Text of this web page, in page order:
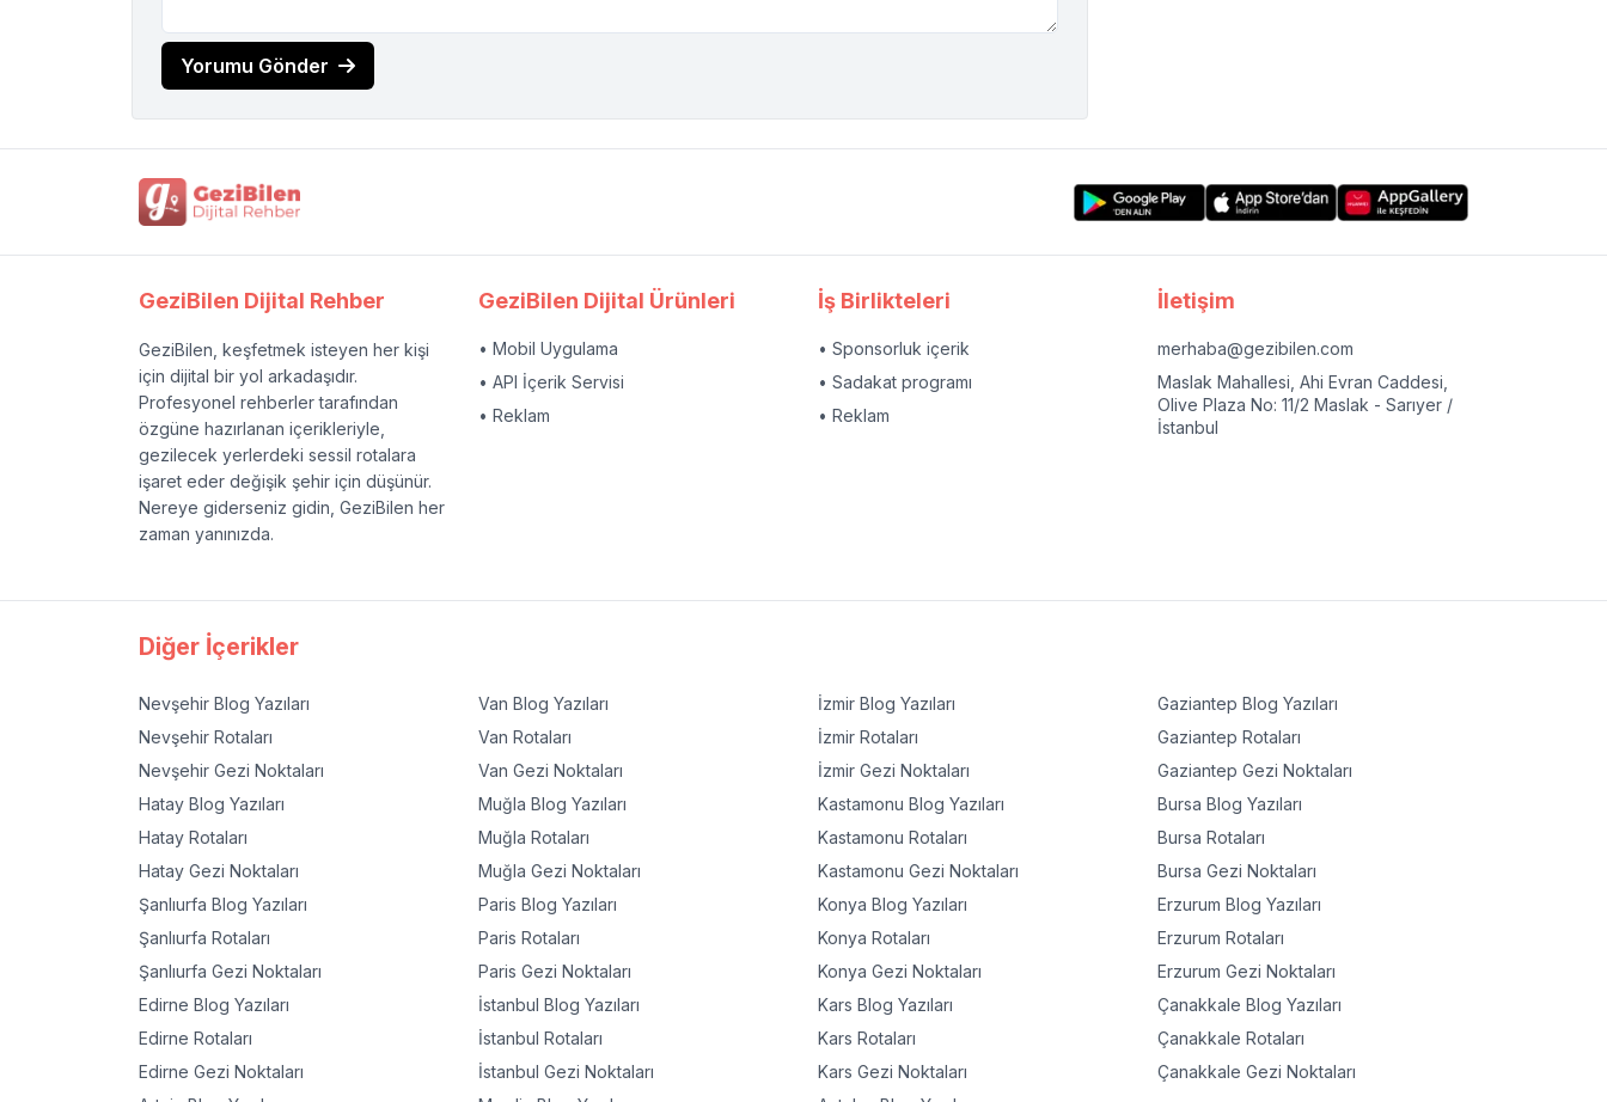
Yorumu Gönder
GeziBilen Dijital Rehber
GeziBilen, keşfetmek isteyen her kişi
için dijital bir yol arkadaşıdır.
Profesyonel rehberler tarafından
özgüne hazırlanan içerikleriyle,
gezilecek yerlerdeki sessil rotalara
işaret eder değişik şehir için düşünür.
Nereye giderseniz gidin, GeziBilen her
zaman yanınızda.
GeziBilen Dijital Ürünleri
• Mobil Uygulama
• API İçerik Servisi
• Reklam
İş Birlikteleri
• Sponsorluk içerik
• Sadakat programı
• Reklam
İletişim
merhaba@gezibilen.com
Maslak Mahallesi, Ahi Evran Caddesi,
Olive Plaza No: 11/2 Maslak - Sarıyer /
İstanbul
Diğer İçerikler
Nevşehir Blog Yazıları
Nevşehir Rotaları
Nevşehir Gezi Noktaları
Hatay Blog Yazıları
Hatay Rotaları
Hatay Gezi Noktaları
Şanlıurfa Blog Yazıları
Şanlıurfa Rotaları
Şanlıurfa Gezi Noktaları
Edirne Blog Yazıları
Edirne Rotaları
Edirne Gezi Noktaları
Van Blog Yazıları
Van Rotaları
Van Gezi Noktaları
Muğla Blog Yazıları
Muğla Rotaları
Muğla Gezi Noktaları
Paris Blog Yazıları
Paris Rotaları
Paris Gezi Noktaları
İstanbul Blog Yazıları
İstanbul Rotaları
İstanbul Gezi Noktaları
İzmir Blog Yazıları
İzmir Rotaları
İzmir Gezi Noktaları
Kastamonu Blog Yazıları
Kastamonu Rotaları
Kastamonu Gezi Noktaları
Konya Blog Yazıları
Konya Rotaları
Konya Gezi Noktaları
Kars Blog Yazıları
Kars Rotaları
Kars Gezi Noktaları
Gaziantep Blog Yazıları
Gaziantep Rotaları
Gaziantep Gezi Noktaları
Bursa Blog Yazıları
Bursa Rotaları
Bursa Gezi Noktaları
Erzurum Blog Yazıları
Erzurum Rotaları
Erzurum Gezi Noktaları
Çanakkale Blog Yazıları
Çanakkale Rotaları
Çanakkale Gezi Noktaları